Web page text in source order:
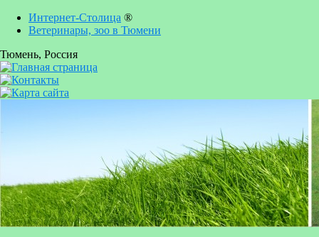
Интернет-Столица ®
Ветеринары, зоо в Тюмени
Тюмень, Россия